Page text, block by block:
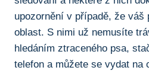
upozornění v případě, že váš
oblast. S nimi už nemusíte
hledáním ztraceného psa,
telefon a můžete se vydat na